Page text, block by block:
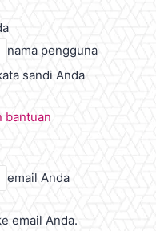
nama pengguna
sandi Anda
bantuan
email Anda
email Anda.